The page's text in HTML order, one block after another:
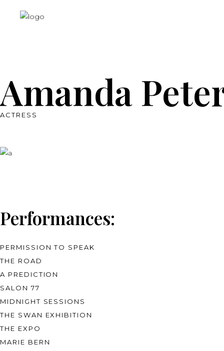
Amanda
ACTRESS
Performances:
PERMISSION TO SPEAK
THE ROAD
A PREDICTION
SALON 77
MIDNIGHT SESSIONS
THE SWAN EXHIBITION
THE EXPO
MARIE BERN